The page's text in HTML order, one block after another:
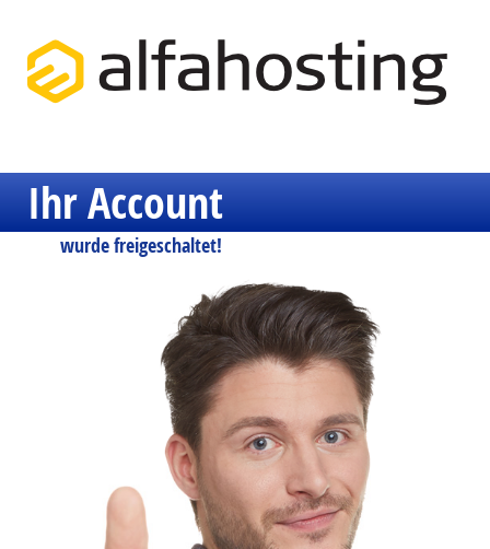
Ihr Account
wurde freigeschaltet!